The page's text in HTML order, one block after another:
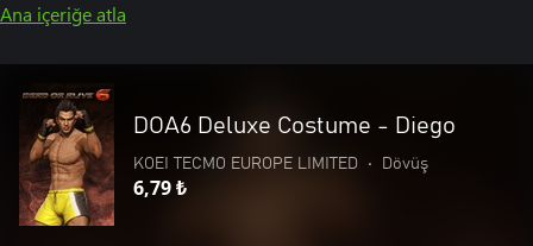
Ana içeriğe atla
DOA6 Deluxe Costume - Diego
KOEI TECMO EUROPE LIMITED • Dövüş
6,79 ₺